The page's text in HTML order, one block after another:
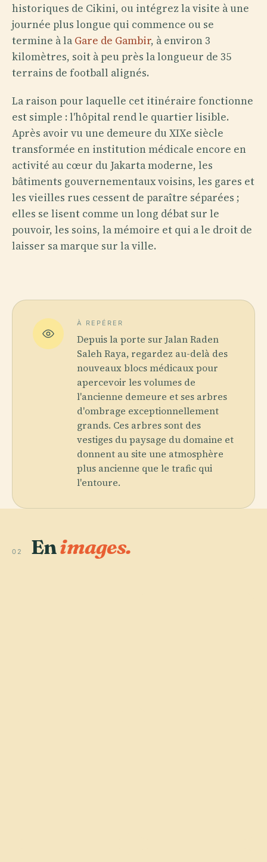
historiques de Cikini, ou intégrez la visite à une
journée plus longue qui commence ou se
termine à la Gare de Gambir, à environ 3
kilomètres, soit à peu près la longueur de 35
terrains de football alignés.
La raison pour laquelle cet itinéraire fonctionne
est simple : l'hôpital rend le quartier lisible.
Après avoir vu une demeure du XIXe siècle
transformée en institution médicale encore en
activité au cœur du Jakarta moderne, les
bâtiments gouvernementaux voisins, les gares et
les vieilles rues cessent de paraître séparées ;
elles se lisent comme un long débat sur le
pouvoir, les soins, la mémoire et qui a le droit de
laisser sa marque sur la ville.
À REPÉRER
Depuis la porte sur Jalan Raden
Saleh Raya, regardez au-delà des
nouveaux blocs médicaux pour
apercevoir les volumes de
l'ancienne demeure et ses arbres
d'ombrage exceptionnellement
grands. Ces arbres sont des
vestiges du paysage du domaine et
donnent au site une atmosphère
plus ancienne que le trafic qui
l'entoure.
02 Enimages.